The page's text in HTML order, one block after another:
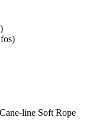
)
)
line Soft Rope